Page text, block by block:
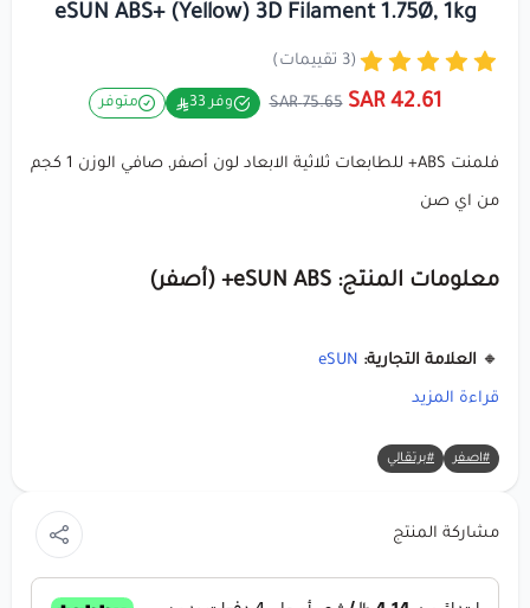
eSUN ABS+ (Yellow) 3D Filament 1.75Ø, 1kg
(3 تقييمات)
42.61 SAR
75.65 SAR وفر 33 متوفر
فلمنت ABS+ للطابعات ثلاثية الابعاد لون أصفر, صافي الوزن 1 كجم
من اي صن
معلومات المنتج: eSUN ABS+ (أصفر)
🔸 العلامة التجارية: eSUN
🔸 المادة: ABS+
🔸 الوزن الصافي: 1 كجم
قراءة المزيد
#اصفر #برتقالي
مشاركة المنتج